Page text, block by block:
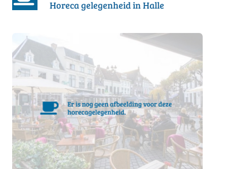
Horeca gelegenheid in Halle